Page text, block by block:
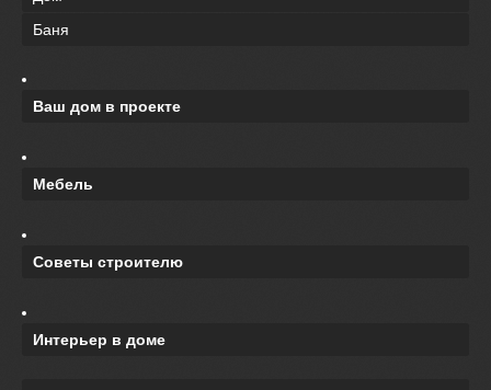
Баня
Ваш дом в проекте
Мебель
Советы строителю
Интерьер в доме